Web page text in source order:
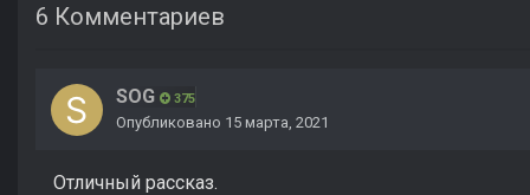
6 Комментариев
SOG 375
Опубликовано 15 марта, 2021
Отличный рассказ.